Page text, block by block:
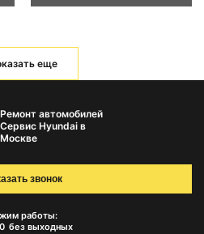
еще
Ремонт автомобилей
Сервис Hyundai в
Москве
работы:
без выходных
звонок